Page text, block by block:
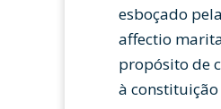
esboçado
affectio
propósito de
à